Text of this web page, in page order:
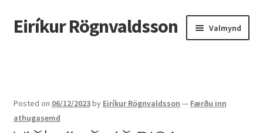
Fara
beint
Hoppa
yfir
Eiríkur Rögnvaldsson Valmynd
Ætt
Posted on 06/12/2023by Eiríkur Rögnvaldsson — Færðu inn
athugasemd